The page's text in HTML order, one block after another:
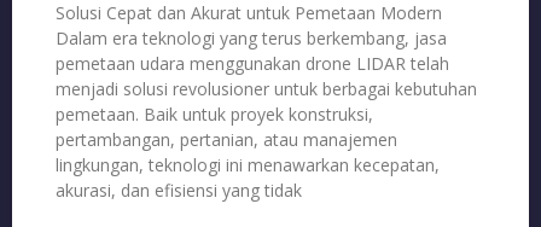
Solusi Cepat dan Akurat untuk Pemetaan Modern
Dalam era teknologi yang terus berkembang, jasa
pemetaan udara menggunakan drone LIDAR telah
menjadi solusi revolusioner untuk berbagai kebutuhan
pemetaan. Baik untuk proyek konstruksi,
pertambangan, pertanian, atau manajemen
lingkungan, teknologi ini menawarkan kecepatan,
akurasi, dan efisiensi yang tidak